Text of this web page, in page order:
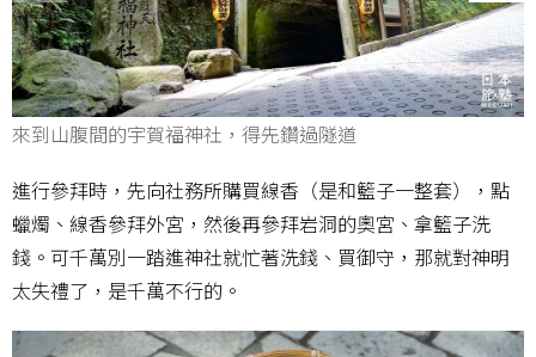
來到山腹間的宇賀福神社，得先鑽過隧道
進行參拜時，先向社務所購買線香（是和籃子一整套），點
蠟燭、線香參拜外宮，然後再參拜岩洞的奧宮、拿籃子洗
錢。可千萬別一踏進神社就忙著洗錢、買御守，那就對神明
太失禮了，是千萬不行的。